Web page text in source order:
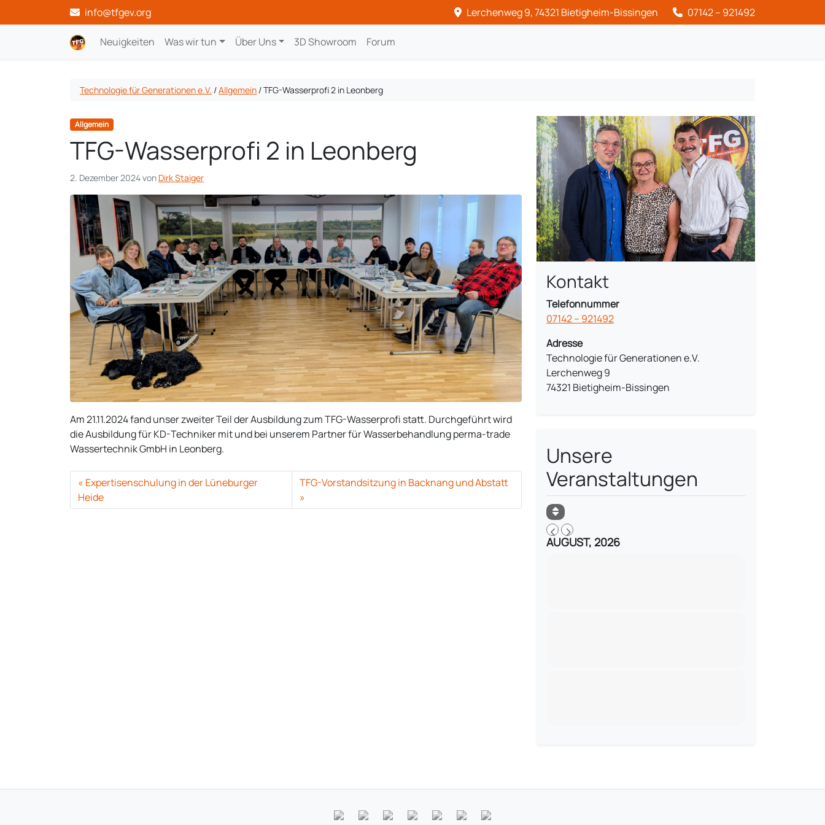
info@tfgev.org Lerchenweg 9, 74321 Bietigheim-Bissingen 07142 – 921492
Neuigkeiten Was wir tun Über Uns 3D Showroom Forum
Technologie für Generationen e.V. /Allgemein /TFG-Wasserprofi 2 in Leonberg
Allgemein
TFG-Wasserprofi 2 in Leonberg
2. Dezember 2024von Dirk Staiger
Am 21.11.2024 fand unser zweiter Teil der Ausbildung zum TFG-Wasserprofi statt. Durchgeführt wird
die Ausbildung für KD-Techniker mit und bei unserem Partner für Wasserbehandlung perma-trade
Wassertechnik GmbH in Leonberg.
Expertisenschulung in der Lüneburger
Heide
TFG-Vorstandsitzung in Backnang und Abstatt
Kontakt
Telefonnummer
07142 – 921492
Adresse
Technologie für Generationen e.V.
Lerchenweg 9
74321 Bietigheim-Bissingen
Unsere
Veranstaltungen
AUGUST, 2026